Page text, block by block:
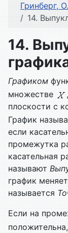
Гринберг,
14.
14.
Графиком
множестве
плоскости с
График
если
промежутка
касательная
называют
график
называется
Если на